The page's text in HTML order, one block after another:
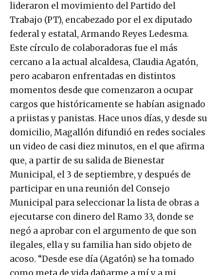
lideraron el movimiento del Partido del
Trabajo (PT), encabezado por el ex diputado
federal y estatal, Armando Reyes Ledesma.
Este círculo de colaboradoras fue el más
cercano a la actual alcaldesa, Claudia Agatón,
pero acabaron enfrentadas en distintos
momentos desde que comenzaron a ocupar
cargos que históricamente se habían asignado
a priistas y panistas. Hace unos días, y desde su
domicilio, Magallón difundió en redes sociales
un video de casi diez minutos, en el que afirma
que, a partir de su salida de Bienestar
Municipal, el 3 de septiembre, y después de
participar en una reunión del Consejo
Municipal para seleccionar la lista de obras a
ejecutarse con dinero del Ramo 33, donde se
negó a aprobar con el argumento de que son
ilegales, ella y su familia han sido objeto de
acoso. “Desde ese día (Agatón) se ha tomado